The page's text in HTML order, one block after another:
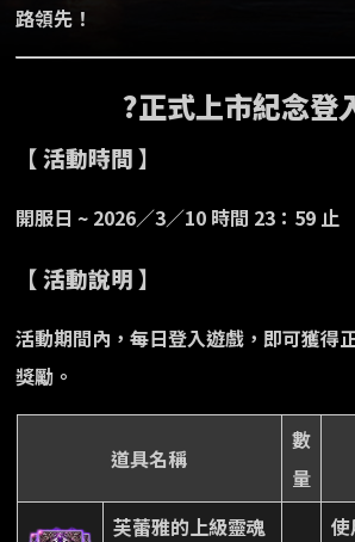
路領先！
?正式上市紀念登
【 活動時間 】
開服日 ~ 2026／3／10 時間 23：59 止
【 活動說明 】
活動期間內，每日登入遊戲，即可獲得
獎勵。
道具名稱
數
量
芙蕾雅的上級靈魂